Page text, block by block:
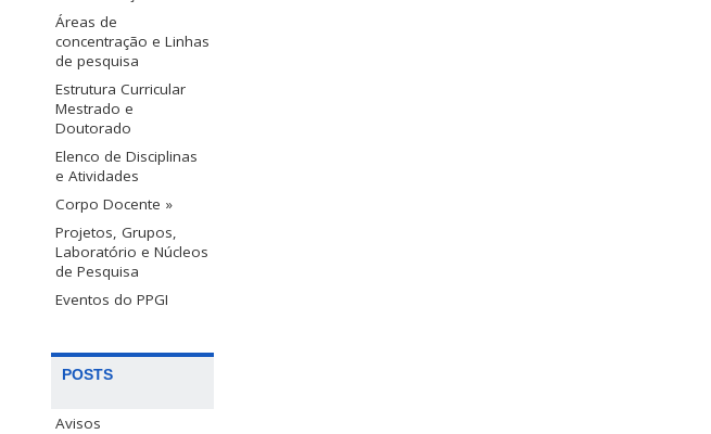
Áreas de
concentração e Linhas
de pesquisa
Estrutura Curricular
Mestrado e
Doutorado
Elenco de Disciplinas
e Atividades
Corpo Docente »
Projetos, Grupos,
Laboratório e Núcleos
de Pesquisa
Eventos do PPGI
POSTS
Avisos